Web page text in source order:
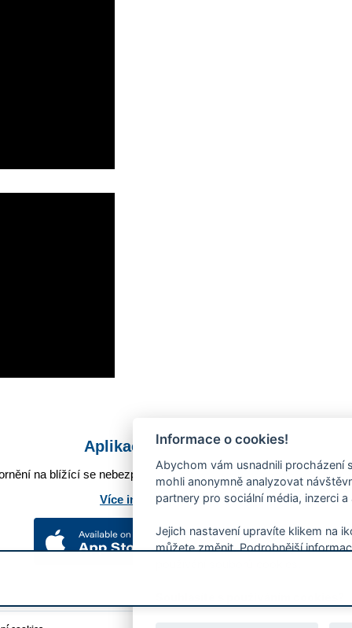
Aplikace Mobilní rozhlas
na blížící se nebezpečí, odstávky, poruchy a výpadky
Více informací o aplikaci
Informace o cookies!
Abychom vám usnadnili procházení
mohli anonymně analyzovat
partnery pro sociální média, inzerci a
Jejich nastavení upravíte klikem na
můžete změnit. Podrobnější